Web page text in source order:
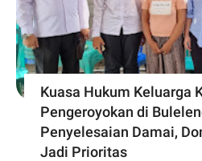
Kuasa Hukum Keluarga
Pengeroyokan di
Penyelesaian Damai,
Jadi Prioritas